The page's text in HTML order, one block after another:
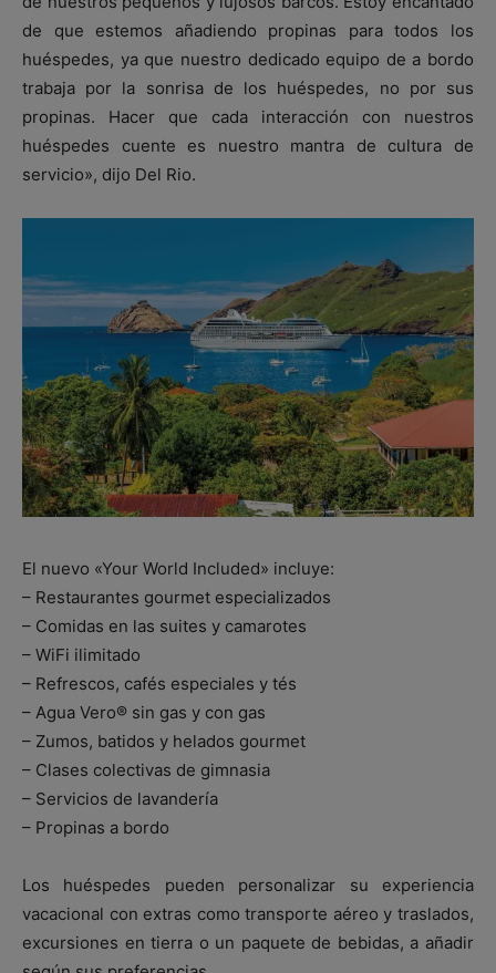
de que estemos añadiendo propinas para todos los
huéspedes, ya que nuestro dedicado equipo de a bordo
trabaja por la sonrisa de los huéspedes, no por sus
propinas. Hacer que cada interacción con nuestros
huéspedes cuente es nuestro mantra de cultura de
servicio», dijo Del Rio.
El nuevo «Your World Included» incluye:
– Restaurantes gourmet especializados
– Comidas en las suites y camarotes
– WiFi ilimitado
– Refrescos, cafés especiales y tés
– Agua Vero® sin gas y con gas
– Zumos, batidos y helados gourmet
– Clases colectivas de gimnasia
– Servicios de lavandería
– Propinas a bordo
Los huéspedes pueden personalizar su experiencia
vacacional con extras como transporte aéreo y traslados,
excursiones en tierra o un paquete de bebidas, a añadir